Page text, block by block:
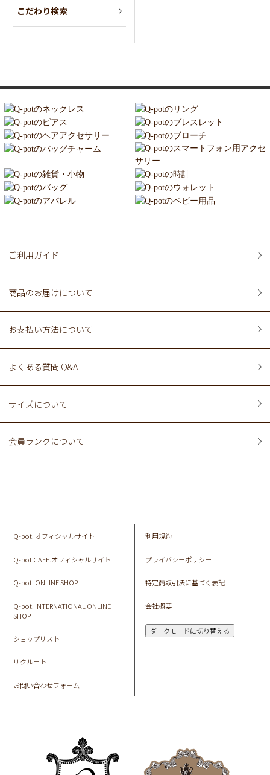
こだわり検索
ご利用ガイド
商品のお届けについて
お支払い方法について
よくある質問 Q&A
サイズについて
会員ランクについて
Q-pot. オフィシャルサイト
Q-pot CAFE.オフィシャルサイト
Q-pot. ONLINE SHOP
Q-pot. INTERNATIONAL ONLINE
SHOP
ショップリスト
リクルート
お問い合わせフォーム
利用規約
プライバシーポリシー
特定商取引法に基づく表記
会社概要
ダークモードに切り替える